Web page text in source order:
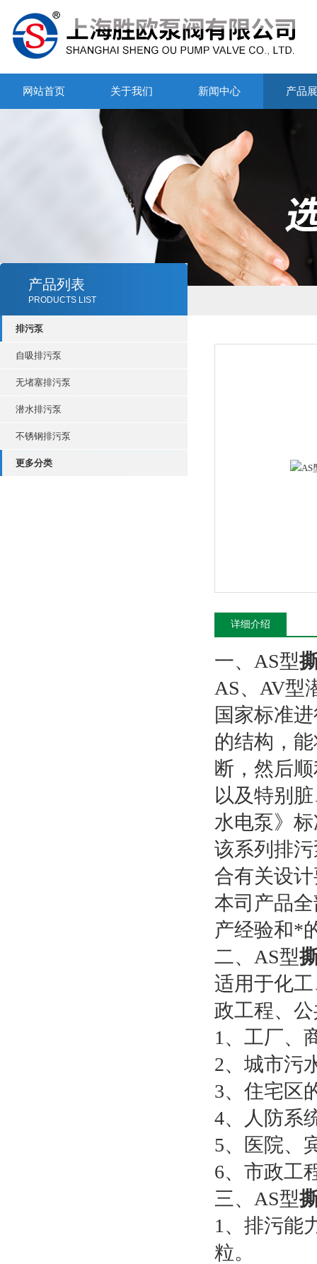
网站首页 关于我们 新闻中心 产品
产品列表
PRODUCTS LIST
排污泵
自吸排污泵
无堵塞排污泵
潜水排污泵
不锈钢排污泵
更多分类
详细介绍
一、AS型
AS、AV型
国家标准
的结构，
断，然后
以及特别
水电泵》
该系列排
合有关设
本司产品
产经验和*
二、AS型
适用于化
政工程、
1、工厂、
2、城市污
3、住宅区
4、人防系
5、医院、
6、市政工
三、AS型
1、排污能
粒。